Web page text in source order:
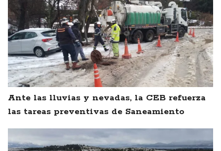
Ante las lluvias y nevadas, la CEB refuerza
las tareas preventivas de Saneamiento